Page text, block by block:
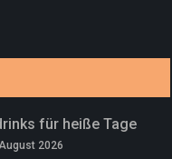
Fußball-WM
für heiße Tage
2026